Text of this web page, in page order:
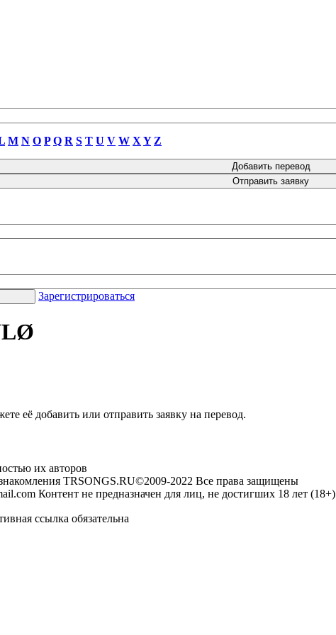
M N O P Q R S T U V W X Y Z
Зарегистрироваться
её добавить или отправить заявку на перевод.
их авторов
TRSONGS.RU©2009-2022 Все права защищены
Контент не предназначен для лиц, не достигших 18 лет (18+)
ссылка обязательна